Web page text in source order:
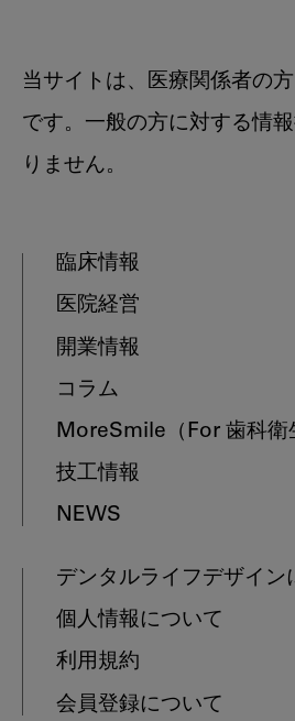
当サイトは、医療関係者の
です。一般の方に対する情
りません。
臨床情報
医院経営
開業情報
コラム
MoreSmile （For 歯科衛
技工情報
NEWS
デンタルライフデザイン
個人情報について
利用規約
会員登録について